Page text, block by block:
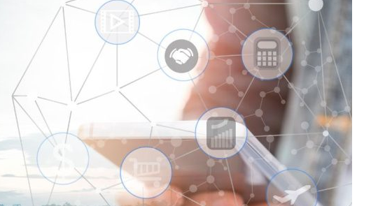
ジナルアプリ開発で、
業務効率と生産性を飛
躍的に向上させます。
発で解決！予算内で理
想のゲームを形にしま
す。
化で中小企業
一気に解決
いをします。
ド｜さくらクラウドへの移行
ルで安定受注を実現する全体